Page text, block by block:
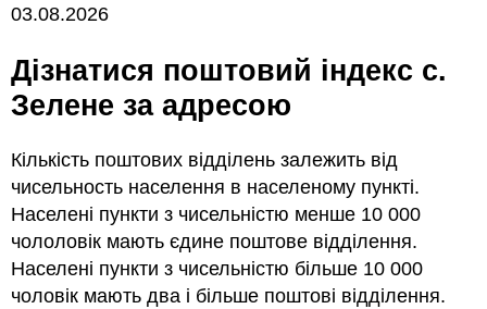
03.08.2026
Дізнатися поштовий індекс с.
Зелене за адресою
Кількість поштових відділень залежить від
чисельность населення в населеному пункті.
Населені пункти з чисельністю менше 10 000
чололовік мають єдине поштове відділення.
Населені пункти з чисельністю більше 10 000
чоловік мають два і більше поштові відділення.